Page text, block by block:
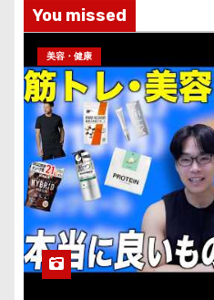
You missed
美容・健康